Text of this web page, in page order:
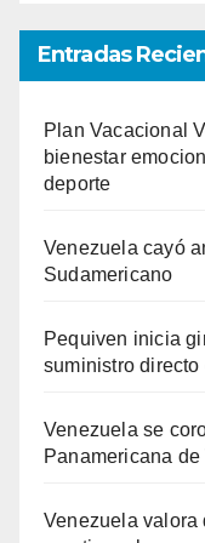
Entradas
Plan Vacacional
bienestar
deporte
Venezuela cayó
Sudamericano
Pequiven inicia
suministro
Venezuela se
Panamericana
Venezuela valora